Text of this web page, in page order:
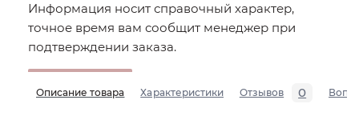
Информация носит справочный характер,
точное время вам сообщит менеджер при
подтверждении заказа.
Описание товара Характеристики Отзывов 0